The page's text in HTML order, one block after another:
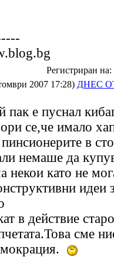
Регистриран
2007 17:28) ДНЕС
е пуснал
се,че имало
в
немаше да
некои като не
идеи
в действие
сме